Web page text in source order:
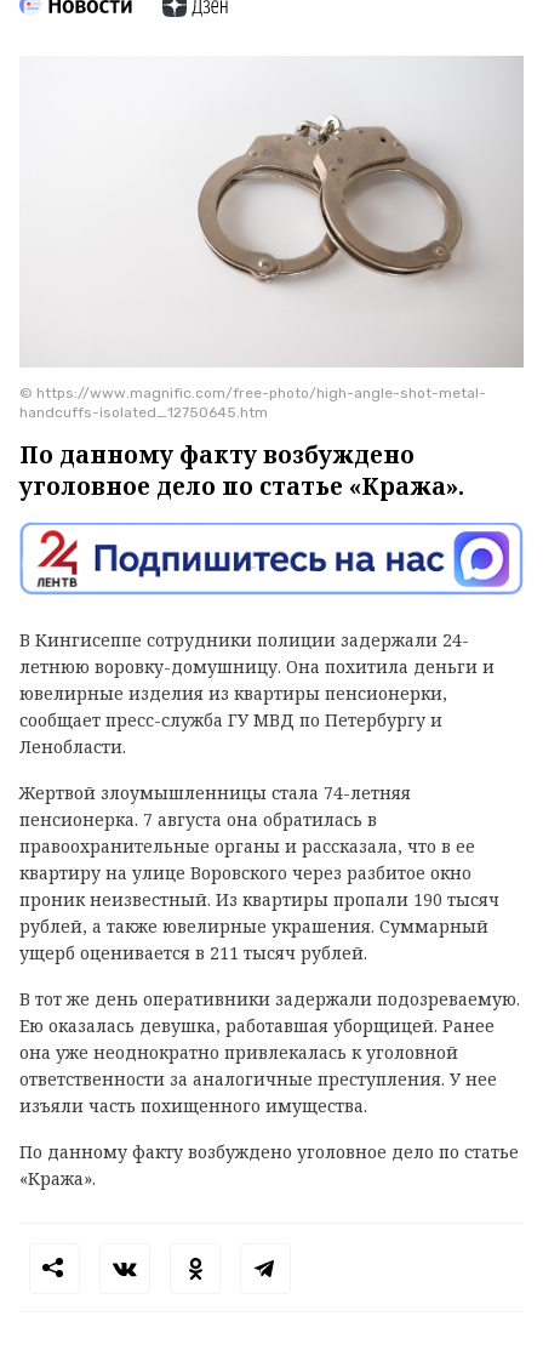
© https://www.magnific.com/free-photo/high-angle-shot-metal-
handcuffs-isolated_12750645.htm
По данному факту возбуждено
уголовное дело по статье «Кража».
В Кингисеппе сотрудники полиции задержали 24-
летнюю воровку-домушницу. Она похитила деньги и
ювелирные изделия из квартиры пенсионерки,
сообщает пресс-служба ГУ МВД по Петербургу и
Ленобласти.
Жертвой злоумышленницы стала 74-летняя
пенсионерка. 7 августа она обратилась в
правоохранительные органы и рассказала, что в ее
квартиру на улице Воровского через разбитое окно
проник неизвестный. Из квартиры пропали 190 тысяч
рублей, а также ювелирные украшения. Суммарный
ущерб оценивается в 211 тысяч рублей.
В тот же день оперативники задержали подозреваемую.
Ею оказалась девушка, работавшая уборщицей. Ранее
она уже неоднократно привлекалась к уголовной
ответственности за аналогичные преступления. У нее
изъяли часть похищенного имущества.
По данному факту возбуждено уголовное дело по статье
«Кража».